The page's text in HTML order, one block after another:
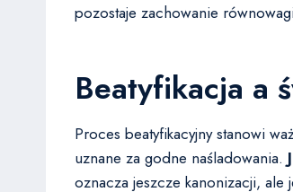
pozostaje zachowanie
Beatyfikacja a
Proces beatyfikacyjny stanowi
uznane za godne naśladowania.
oznacza jeszcze kanonizacji,